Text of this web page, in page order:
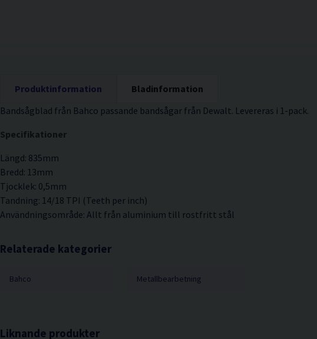
Produktinformation
Bladinformation
Bandsågblad från Bahco passande bandsågar från Dewalt. Levereras i 1-pack.
Specifikationer
Längd: 835mm
Bredd: 13mm
Tjocklek: 0,5mm
Tandning: 14/18 TPI (Teeth per inch)
Användningsområde: Allt från aluminium till rostfritt stål
Relaterade kategorier
Bahco Metallbearbetning
Liknande produkter